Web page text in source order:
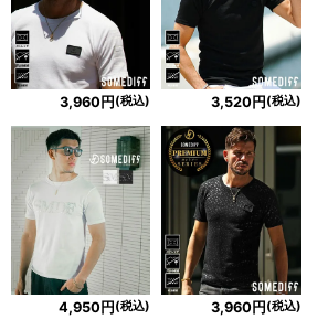
3,960円 (税込) 3,520円 (税込)
4,950円(税込) 3,960円(税込)